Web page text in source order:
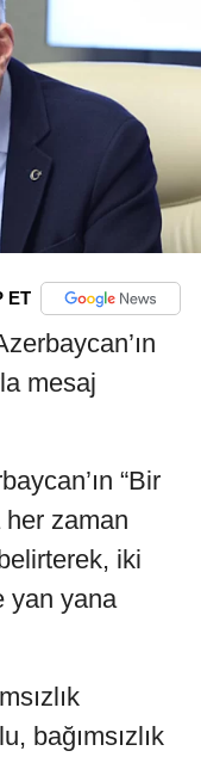
ET
mesaj
“Bir
her zaman
iki
yan yana
bağımsızlık